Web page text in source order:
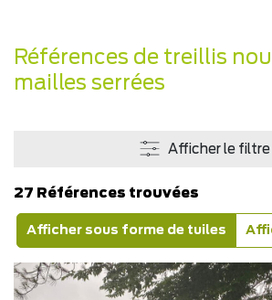
Références de treillis
mailles serrées
Afficher le filtre
27 Références trouvées
Afficher sous forme de tuiles